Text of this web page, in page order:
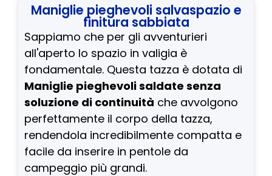
Maniglie pieghevoli salvaspazio e
finitura sabbiata
Sappiamo che per gli avventurieri
all'aperto lo spazio in valigia è
fondamentale. Questa tazza è dotata di
Maniglie pieghevoli saldate senza
soluzione di continuità che avvolgono
perfettamente il corpo della tazza,
rendendola incredibilmente compatta e
facile da inserire in pentole da
campeggio più grandi.